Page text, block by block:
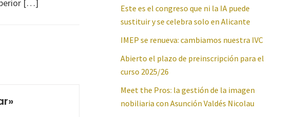
[…]
Este es el congreso que ni la IA puede
sustituir y se celebra solo en Alicante
IMEP se renueva: cambiamos nuestra IVC
Abierto el plazo de preinscripción para el
curso 2025/26
Meet the Pros: la gestión de la imagen
nobiliaria con Asunción Valdés Nicolau